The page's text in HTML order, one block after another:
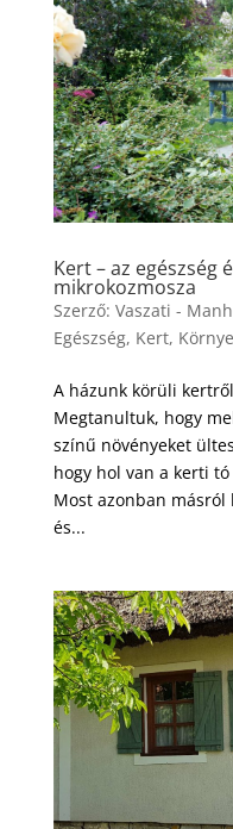
Kert – az egészség
mikrokozmosza
Szerző: Vaszati -
Egészség, Kert,
A házunk körüli
Megtanultuk, hogy
színű növényeket
hogy hol van a kerti
Most azonban másról
és...